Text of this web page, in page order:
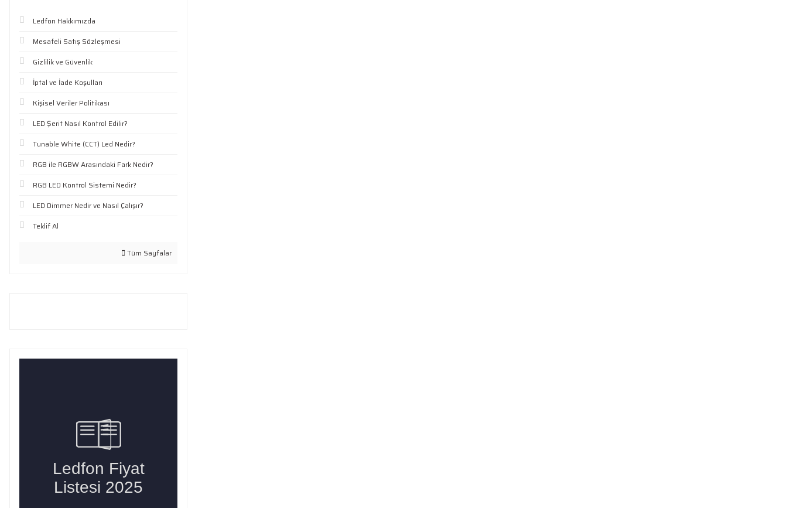
Ledfon Hakkımızda
Mesafeli Satış Sözleşmesi
Gizlilik ve Güvenlik
İptal ve İade Koşulları
Kişisel Veriler Politikası
LED Şerit Nasıl Kontrol Edilir?
Tunable White (CCT) Led Nedir?
RGB ile RGBW Arasındaki Fark Nedir?
RGB LED Kontrol Sistemi Nedir?
LED Dimmer Nedir ve Nasıl Çalışır?
Teklif Al
Tüm Sayfalar